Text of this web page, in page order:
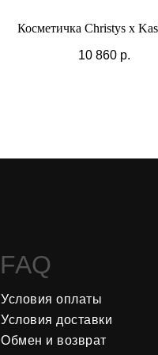
Косметичка Christys x
10 860 р.
Обмен и возврат
Условия доставки
Условия оплаты
FAQ